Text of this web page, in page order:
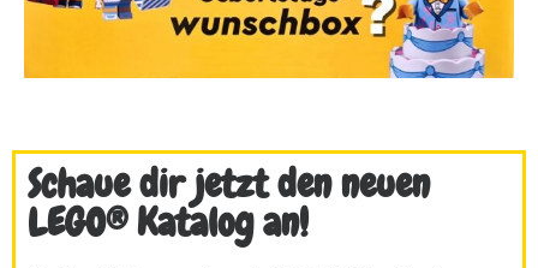
Schaue dir jetzt den neuen
LEGO® Katalog an!